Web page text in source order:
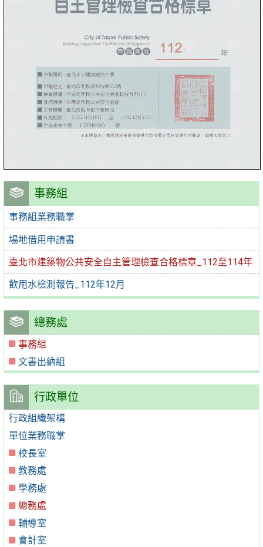
事務組
事務組業務職掌
場地借用申請書
臺北市建築物公共安全自主管理檢查合格標章_112至114年
飲用水檢測報告_112年12月
總務處
事務組
文書出納組
行政單位
行政組織架構
單位業務職掌
校長室
教務處
學務處
總務處
輔導室
會計室